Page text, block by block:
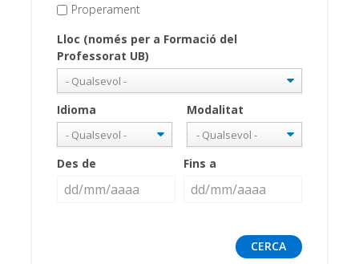
Properament
Lloc (només per a Formació del
Professorat UB)
Idioma Modalitat
Des de Fins a